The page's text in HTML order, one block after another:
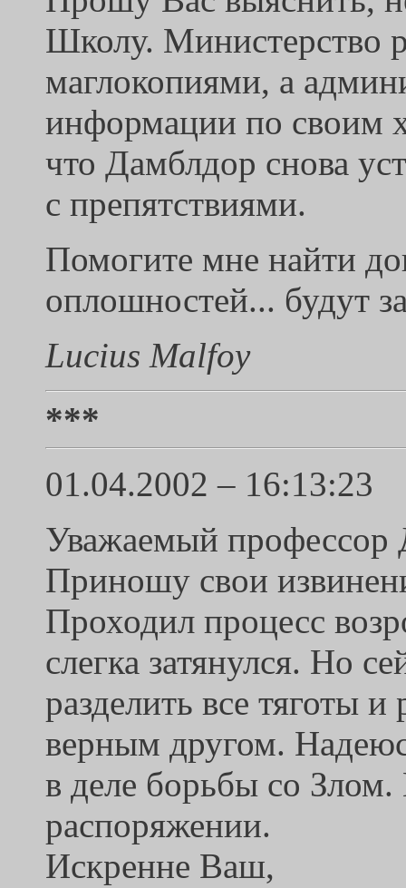
Школу. Министерство
маглокопиями, а
информации по своим
что Дамблдор снова
с препятствиями.
Помогите мне найти
оплошностей... будут
Lucius Malfoy
***
01.04.2002 – 16:13:23
Уважаемый профессор
Приношу свои
Проходил процесс
слегка затянулся. Но
разделить все тяготы
верным другом.
в деле борьбы со
распоряжении.
Искренне Ваш,